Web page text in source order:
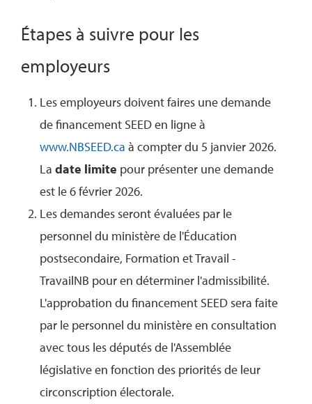
Étapes à suivre pour les
employeurs
Les employeurs doivent faires une demande
de financement SEED en ligne à
www.NBSEED.ca à compter du 5 janvier 2026.
La date limite pour présenter une demande
est le 6 février 2026.
Les demandes seront évaluées par le
personnel du ministère de l'Éducation
postsecondaire, Formation et Travail -
TravailNB pour en déterminer l'admissibilité.
L'approbation du financement SEED sera faite
par le personnel du ministère en consultation
avec tous les députés de l'Assemblée
législative en fonction des priorités de leur
circonscription électorale.